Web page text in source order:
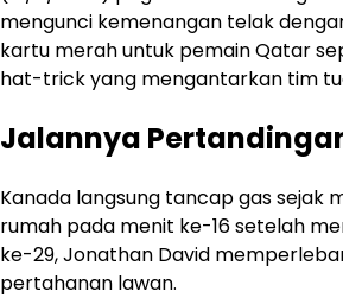
mengunci kemenangan telak
kartu merah untuk pemain Qatar
hat-trick yang mengantarkan tim
Jalannya
Kanada langsung tancap gas sejak
rumah pada menit ke-16 setelah
ke-29, Jonathan David
pertahanan lawan.